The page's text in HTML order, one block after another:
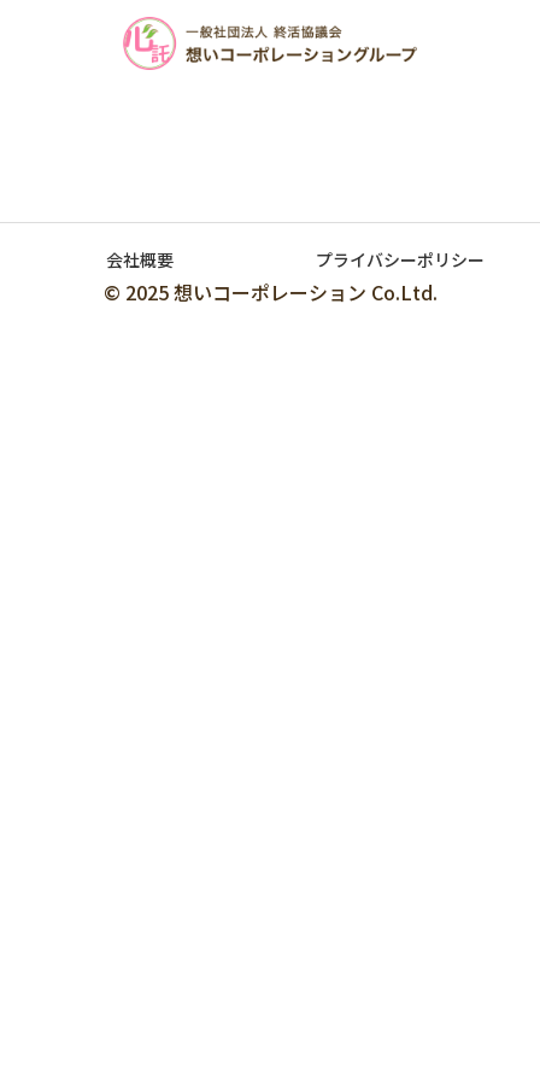
会社概要 プライバシーポリシー
© 2025 想いコーポレーション Co.Ltd.